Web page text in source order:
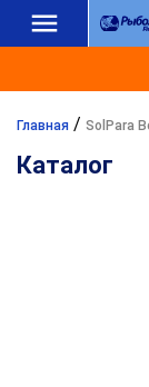
Главная / SolPara
Каталог